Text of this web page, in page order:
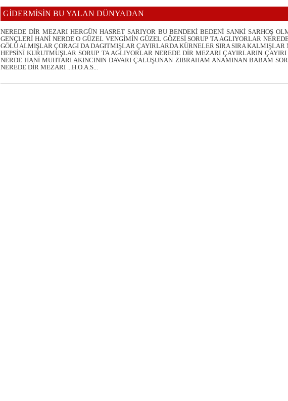
GİDERMİSİN BU YALAN DÜNYADAN
NEREDE DİR MEZARI HERGÜN HASRET SARIYOR BU BENDEKİ BEDENİ SANKİ SARHOŞ
GENÇLERİ HANİ NERDE O GÜZEL VENGİMİN GÜZEL GÖZESİ SORUP TA AGLIYORLAR
GÖLÜ ALMIŞLAR ÇORAGI DA DAGITMIŞLAR ÇAYIRLARDA KÜRNELER SIRA SIRA KALMIŞLAR
HEPSİNİ KURUTMUŞLAR SORUP TA AGLIYORLAR NEREDE DİR MEZARI ÇAYIRLARIN
NERDE HANİ MUHTARI AKINCININ DAVARI ÇALUŞUNAN ZIBRAHAM ANAMINAN BABAM
NEREDE DİR MEZARI ...H.O.A.S...